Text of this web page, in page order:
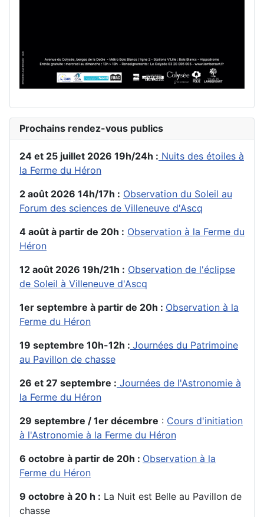
Prochains rendez-vous publics
24 et 25 juillet 2026 19h/24h : Nuits des étoiles à
la Ferme du Héron
2 août 2026 14h/17h : Observation du Soleil au
Forum des sciences de Villeneuve d'Ascq
4 août à partir de 20h : Observation à la Ferme du
Héron
12 août 2026 19h/21h : Observation de l'éclipse
de Soleil à Villeneuve d'Ascq
1er septembre à partir de 20h : Observation à la
Ferme du Héron
19 septembre 10h-12h : Journées du Patrimoine
au Pavillon de chasse
26 et 27 septembre : Journées de l'Astronomie à
la Ferme du Héron
29 septembre / 1er décembre : Cours d'initiation
à l'Astronomie à la Ferme du Héron
6 octobre à partir de 20h : Observation à la
Ferme du Héron
9 octobre à 20 h : La Nuit est Belle au Pavillon de
chasse